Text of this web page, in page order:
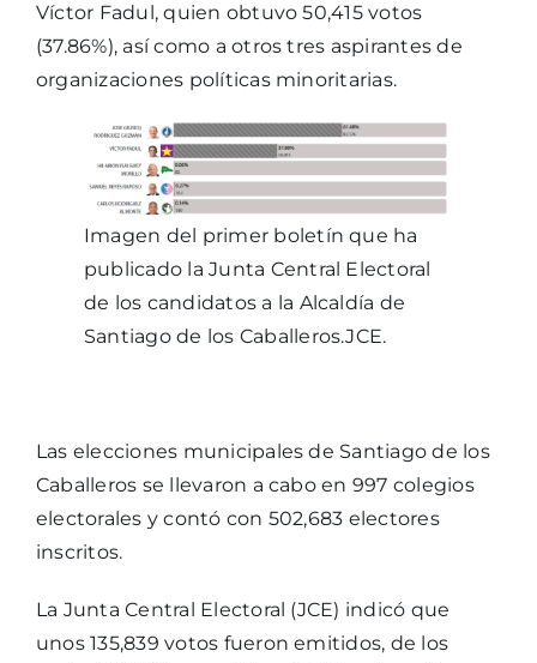
Víctor Fadul, quien obtuvo 50,415 votos
(37.86%), así como a otros tres aspirantes de
organizaciones políticas minoritarias.
Imagen del primer boletín que ha
publicado la Junta Central Electoral
de los candidatos a la Alcaldía de
Santiago de los Caballeros.JCE.
Las elecciones municipales de Santiago de los
Caballeros se llevaron a cabo en 997 colegios
electorales y contó con 502,683 electores
inscritos.
La Junta Central Electoral (JCE) indicó que
unos 135,839 votos fueron emitidos, de los